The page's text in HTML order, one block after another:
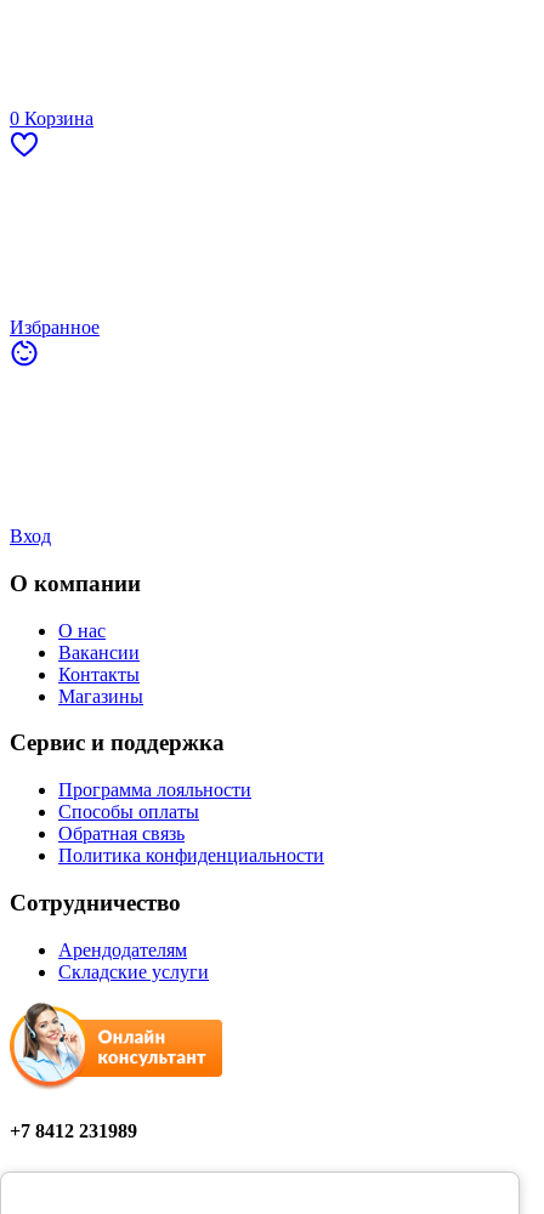
0 Корзина
Избранное
Вход
О компании
О нас
Вакансии
Контакты
Магазины
Сервис и поддержка
Программа лояльности
Способы оплаты
Обратная связь
Политика конфиденциальности
Сотрудничество
Арендодателям
Складские услуги
+7 8412 231989
Мы в соцсетях